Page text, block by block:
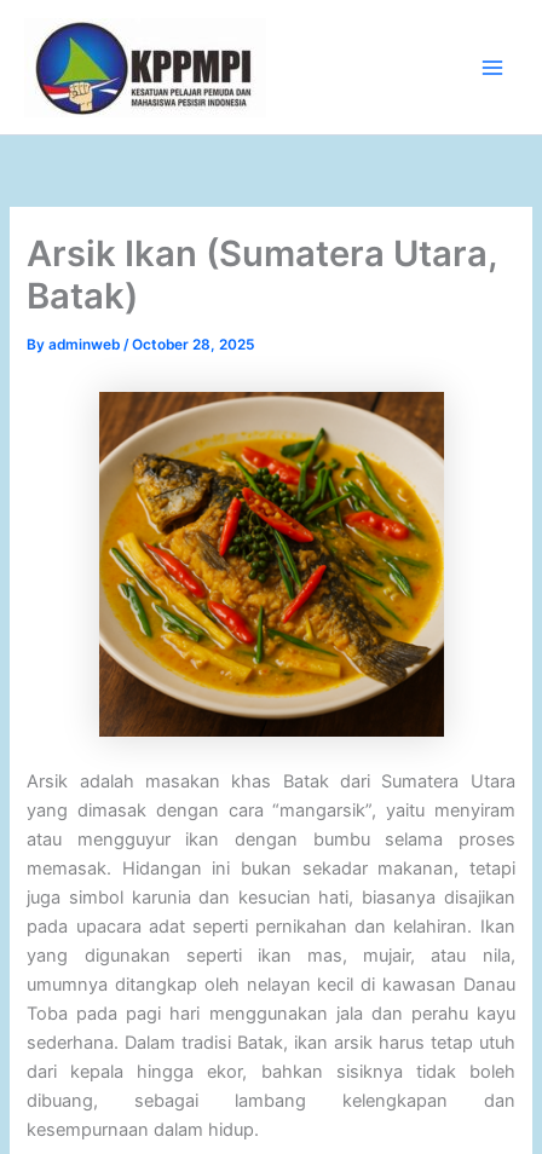
content
Arsik Ikan (Sumatera Utara,
Batak)
Byadminweb/October 28, 2025
Arsik adalah masakan khas Batak dari Sumatera Utara
yang dimasak dengan cara “mangarsik”, yaitu menyiram
atau mengguyur ikan dengan bumbu selama proses
memasak. Hidangan ini bukan sekadar makanan, tetapi
juga simbol karunia dan kesucian hati, biasanya disajikan
pada upacara adat seperti pernikahan dan kelahiran. Ikan
yang digunakan seperti ikan mas, mujair, atau nila,
umumnya ditangkap oleh nelayan kecil di kawasan Danau
Toba pada pagi hari menggunakan jala dan perahu kayu
sederhana. Dalam tradisi Batak, ikan arsik harus tetap utuh
dari kepala hingga ekor, bahkan sisiknya tidak boleh
dibuang, sebagai lambang kelengkapan dan
kesempurnaan dalam hidup.